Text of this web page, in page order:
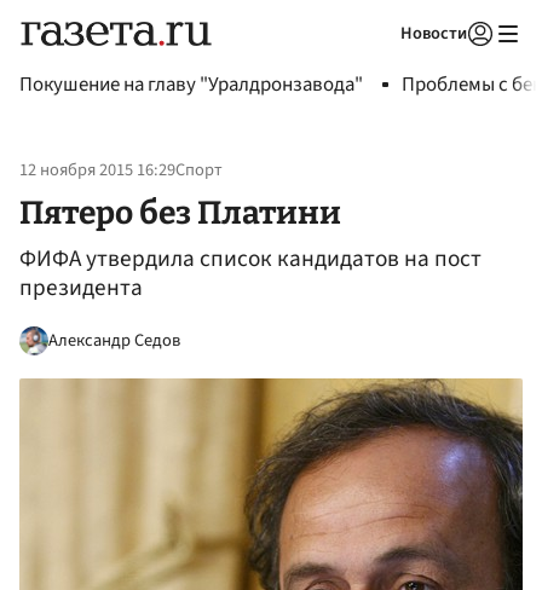
Новости
Покушение на главу "Уралдронзавода" Проблемы с
12 ноября 2015 16:29Спорт
Пятеро без Платини
ФИФА утвердила список кандидатов на пост
президента
Александр Седов